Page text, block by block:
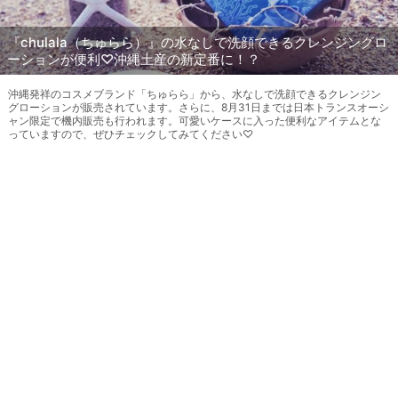
『chulala（ちゅらら）』の水なしで洗顔できるクレンジングロ
ーションが便利♡沖縄土産の新定番に！？
沖縄発祥のコスメブランド「ちゅらら」から、水なしで洗顔できるクレンジン
グローションが販売されています。さらに、8月31日までは日本トランスオーシ
ャン限定で機内販売も行われます。可愛いケースに入った便利なアイテムとな
っていますので、ぜひチェックしてみてください♡